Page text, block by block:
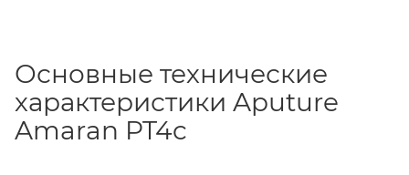
Основные технические
характеристики Aputure
Amaran PT4c